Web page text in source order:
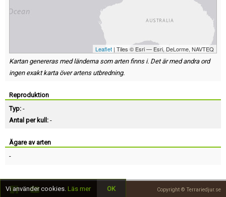
Leaflet | Tiles © Esri — Esri, DeLorme, NAVTEQ
Kartan genereras med länderna som arten finns i. Det är med andra ord
ingen exakt karta över artens utbredning.
Reproduktion
Typ: -
Antal per kull: -
Ägare av arten
-
Copyright © Terrariedjur.se
Vi använder cookies. Läs mer OK